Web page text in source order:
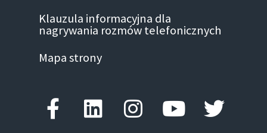
Klauzula informacyjna dla
nagrywania rozmów telefonicznych
Mapa strony
Facebook-f
LinkedinInstagram
Youtube